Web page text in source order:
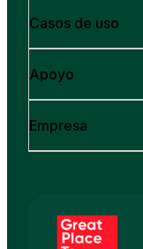
Casos de uso
Apoyo
Empresa